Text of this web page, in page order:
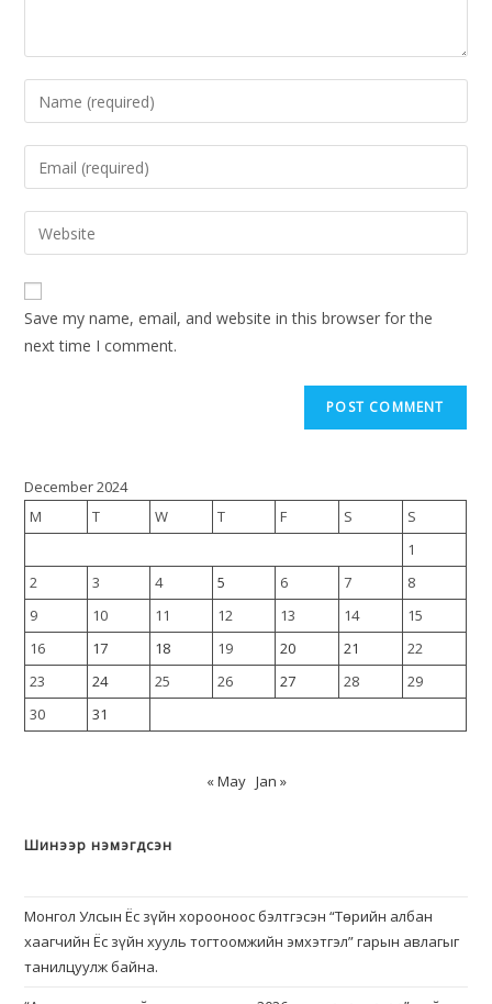
Save my name, email, and website in this browser for the
next time I comment.
December 2024
M
T W T F S
S
1
2
3 4 5 6 7
8
9
10 11 12 13 14
15
16
17 18 19 20 21
22
23
24 25 26 27 28
29
30
31
« May Jan »
Шинээр нэмэгдсэн
Монгол Улсын Ёс зүйн хорооноос бэлтгэсэн “Төрийн албан
хаагчийн Ёс зүйн хууль тогтоомжийн эмхэтгэл” гарын авлагыг
танилцуулж байна.